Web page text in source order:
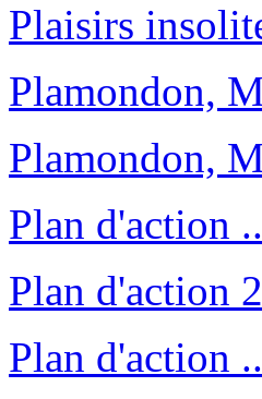
Plaisirs
Plamondon,
Plamondon,
Plan d'action
Plan d'action
Plan d'action